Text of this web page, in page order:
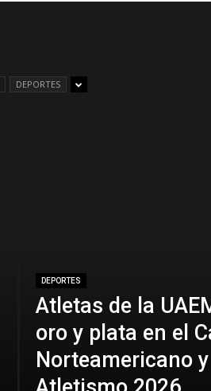
DEPORTES
DEPORTES
Atletas de la
oro y plata en el
Norteamericano